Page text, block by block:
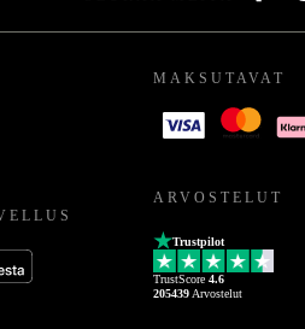
MAKSUTAVAT
ARVOSTELUT
Trustpilot
TrustScore 4.6
205439 Arvostelut